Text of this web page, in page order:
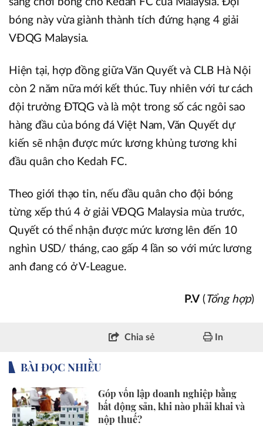
bóng này vừa giành thành tích đứng hạng 4 giải
VĐQG Malaysia.
Hiện tại, hợp đồng giữa Văn Quyết và CLB Hà Nội
còn 2 năm nữa mới kết thúc. Tuy nhiên với tư cách
đội trưởng ĐTQG và là một trong số các ngôi sao
hàng đầu của bóng đá Việt Nam, Văn Quyết dự
kiến sẽ nhận được mức lương khủng tương khi
đầu quân cho Kedah FC.
Theo giới thạo tin, nếu đầu quân cho đội bóng
từng xếp thú 4 ở giải VĐQG Malaysia mùa trước,
Quyết có thể nhận được mức lương lên đến 10
nghìn USD/ tháng, cao gấp 4 lần so với mức lương
anh đang có ở V-League.
P.V ( Tổng hợp)
Chia sẻ In
BÀI ĐỌC NHIỀU
Góp vốn lập doanh nghiệp bằng
bất động sản, khi nào phải khai và
nộp thuế?